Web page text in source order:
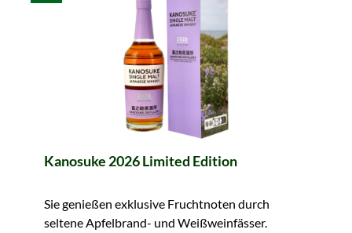
Kanosuke 2026 Limited Edition
Sie genießen exklusive Fruchtnoten durch
seltene Apfelbrand- und Weißweinfässer.